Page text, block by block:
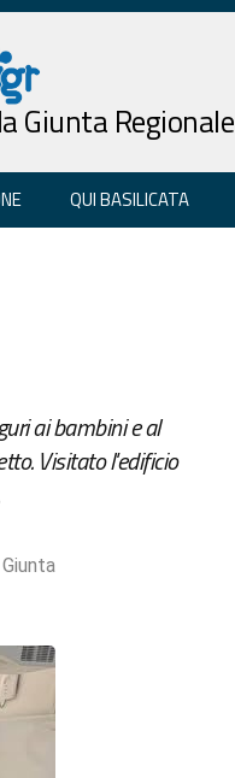
Giunta Regionale
QUI BASILICATA
ai bambini e al
Visitato l'edificio